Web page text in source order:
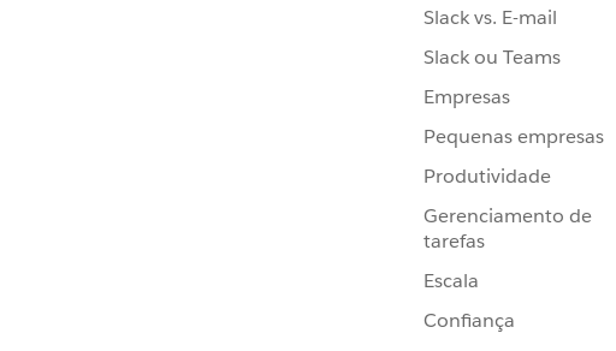
Slack vs. E-mail
Slack ou Teams
Empresas
Pequenas empresas
Produtividade
Gerenciamento de
tarefas
Escala
Confiança